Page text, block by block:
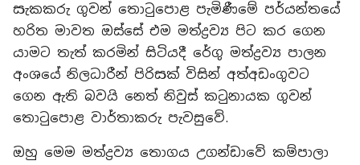
සැකකරු ගුවන් තොටුපොළ පැමිණීමේ පර්යන්තයේ
හරිත මාවත ඔස්සේ එම මත්ද්‍රව්‍ය පිට කර ගෙන
යාමට තැත් කරමින් සිටියදී රේගු මත්ද්‍රව්‍ය පාලන
අංශයේ නිලධාරීන් පිරිසක් විසින් අත්අඩංගුවට
ගෙන ඇති බවයි නෙත් නිවුස් කටුනායක ගුවන්
තොටුපොළ වාර්තාකරු පැවසුවේ.
ඔහු මෙම මත්ද්‍රව්‍ය තොගය උගන්ඩාවේ කම්පාලා